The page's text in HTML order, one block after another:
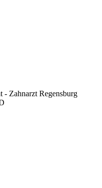
Zahnarzt Regensburg